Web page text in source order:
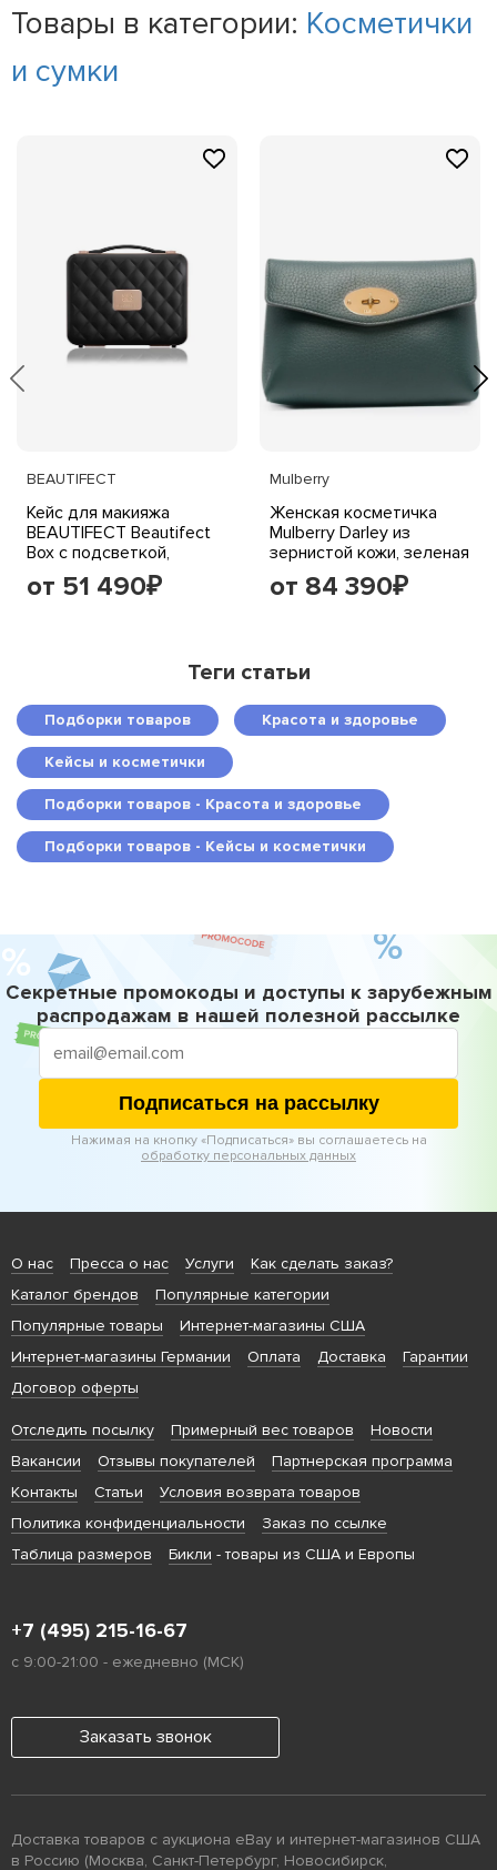
Товары в категории: Косметички
и сумки
BEAUTIFECT
Кейс для макияжа
BEAUTIFECT Beautifect
Box с подсветкой,
черный
от 51 490₽
Mulberry
Женская косметичка
Mulberry Darley из
зернистой кожи, зеленая
от 84 390₽
Теги статьи
Подборки товаров Красота и здоровье
Кейсы и косметички
Подборки товаров - Красота и здоровье
Подборки товаров - Кейсы и косметички
Секретные промокоды и доступы к зарубежным
распродажам в нашей полезной рассылке
Подписаться на рассылку
Нажимая на кнопку «Подписаться» вы соглашаетесь на
обработку персональных данных
О нас Пресса о нас Услуги
Как сделать заказ?
Каталог брендов
Популярные категории
Популярные товары
Интернет-магазины США
Интернет-магазины Германии
Оплата Доставка
Гарантии
Договор оферты
Отследить посылку Примерный вес товаров
Новости
Вакансии
Отзывы покупателей
Партнерская программа
Контакты
Статьи
Условия возврата товаров
Политика конфиденциальности
Заказ по ссылке
Таблица размеров
Бикли - товары из США и Европы
+7 (495) 215-16-67
с 9:00-21:00 - ежедневно (МСК)
Заказать звонок
Доставка товаров с аукциона eBay и интернет-магазинов США
в Россию (Москва, Санкт-Петербург, Новосибирск,